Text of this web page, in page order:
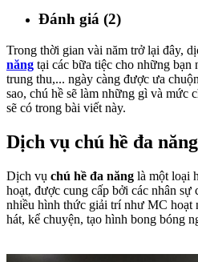
Đánh giá (2)
Trong thời gian vài năm trở lại đây,
năng tại các bữa tiệc cho những bạn
trung thu,... ngày càng được ưa
sao, chú hề sẽ làm những gì và mức
sẽ có trong bài viết này.
Dịch vụ chú hề đa
Dịch vụ chú hề đa năng là một loại
hoạt, được cung cấp bởi các nhân
nhiều hình thức giải trí như MC hoạt
hát, kể chuyện, tạo hình bong bóng